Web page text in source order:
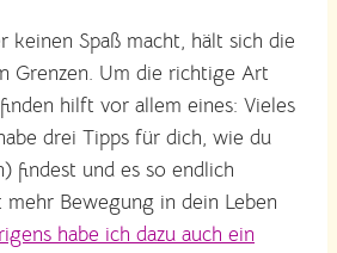
keinen Spaß macht, hält sich die
Grenzen. Um die richtige Art
hilft vor allem eines: Vieles
drei Tipps für dich, wie du
findest und es so endlich
Bewegung in dein Leben
habe ich dazu auch ein